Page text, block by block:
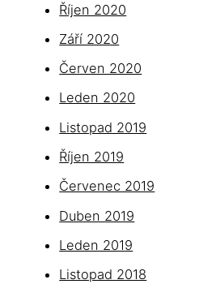
Říjen 2020
Září 2020
Červen 2020
Leden 2020
Listopad 2019
Říjen 2019
Červenec 2019
Duben 2019
Leden 2019
Listopad 2018